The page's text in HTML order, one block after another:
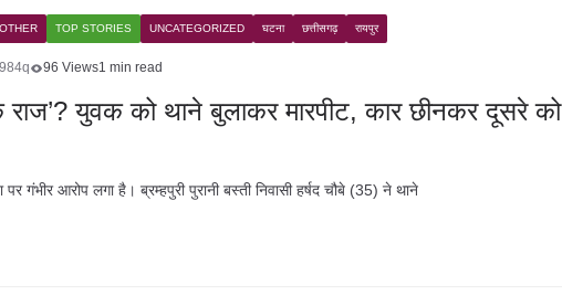
OTHER TOP STORIES UNCATEGORIZED घटना छत्तीसगढ़ रायपुर
96 Views1 min read
राज’? युवक को थाने बुलाकर मारपीट, कार छीनकर दूसरे को
पर गंभीर आरोप लगा है। ब्रम्हपुरी पुरानी बस्ती निवासी हर्षद चौबे (35) ने थाने